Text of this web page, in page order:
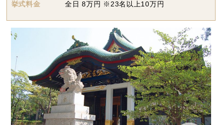
挙式料金 全日 8万円 ※23名以上10万円